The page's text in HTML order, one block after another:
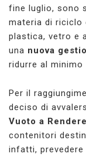
fine luglio, sono
materia di riciclo
plastica, vetro e
una nuova
ridurre al minimo
Per il
deciso di
Vuoto a Rendere
contenitori
infatti,